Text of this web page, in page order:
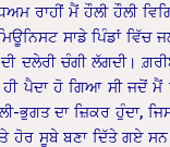
ਰਾਹੀਂ ਮੈਂ ਹੌਲੀ ਹੌਲੀ
ਸਾਡੇ ਪਿੰਡਾਂ
ਦਲੇਰੀ ਚੰਗੀ ਲੱਗਦੀ।
ਪੈਦਾ ਹੋ ਗਿਆ ਸੀ ਜਦੋਂ ਮੈਂ
ਭੁਗਤ ਦਾ ਜ਼ਿਕਰ ਹੁੰਦਾ,
ਹੋਰ ਸੂਬੇ ਬਣਾ ਦਿੱਤੇ ਗਏ